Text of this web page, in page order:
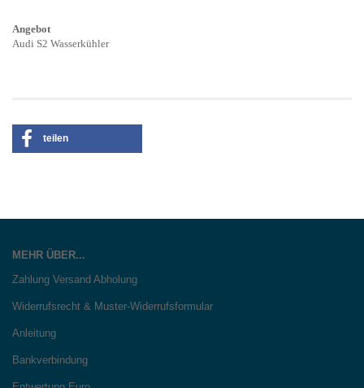
Angebot
Audi S2 Wasserkühler
teilen
MEHR ÜBER...
Zahlung Versand Abholung
Widerrufsrecht & Muster-Widerrufsformular
Anleitung
Bankverbindung